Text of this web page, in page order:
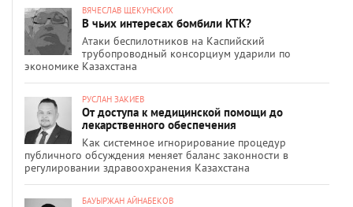
ВЯЧЕСЛАВ ЩЕКУНСКИХ
В чьих интересах бомбили КТК?
Атаки беспилотников на Каспийский
трубопроводный консорциум ударили по
экономике Казахстана
РУСЛАН ЗАКИЕВ
От доступа к медицинской помощи до
лекарственного обеспечения
Как системное игнорирование процедур
публичного обсуждения меняет баланс законности в
регулировании здравоохранения Казахстана
БАУЫРЖАН АЙНАБЕКОВ